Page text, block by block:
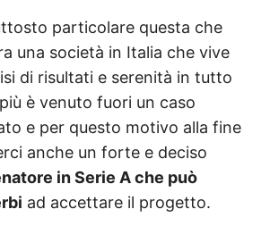
particolare questa che
una società in Italia che vive
di risultati e serenità in tutto
è venuto fuori un caso
e per questo motivo alla fine
anche un forte e deciso
in Serie A che può
ad accettare il progetto.